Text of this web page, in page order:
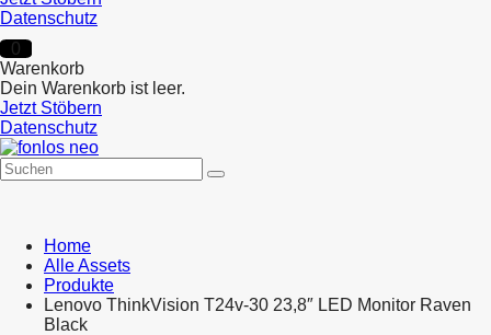
Datenschutz
0
Warenkorb
Dein Warenkorb ist leer.
Jetzt Stöbern
Datenschutz
Home
Alle Assets
Produkte
Lenovo ThinkVision T24v-30 23,8″ LED Monitor Raven
Black